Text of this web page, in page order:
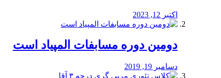
اکتبر 12, 2023
دومین دوره مسابفات المپیاد است
دسامبر 19, 2019